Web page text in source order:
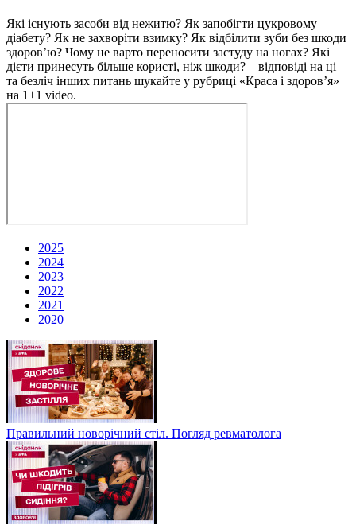
Які існують засоби від нежитю? Як запобігти цукровому
діабету? Як не захворіти взимку? Як відбілити зуби без шкоди
здоров’ю? Чому не варто переносити застуду на ногах? Які
дієти принесуть більше користі, ніж шкоди? – відповіді на ці
та безліч інших питань шукайте у рубриці «Краса і здоров’я»
на 1+1 video.
2025
2024
2023
2022
2021
2020
Правильний новорічний стіл. Погляд ревматолога